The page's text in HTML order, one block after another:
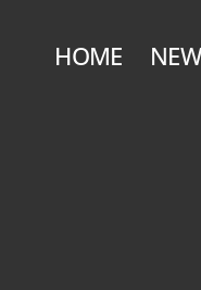
HOME